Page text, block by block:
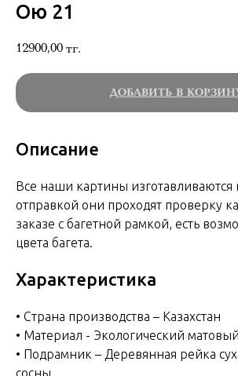
Ою 21
12900,00 тг.
ДОБАВИТЬ В
Описание
Все наши картины
отправкой они проходят проверку
заказе с багетной рамкой, есть
цвета багета.
Характеристика
• Страна производства – Казахстан
• Материал - Экологический
• Подрамник – Деревянная рейка
сосны